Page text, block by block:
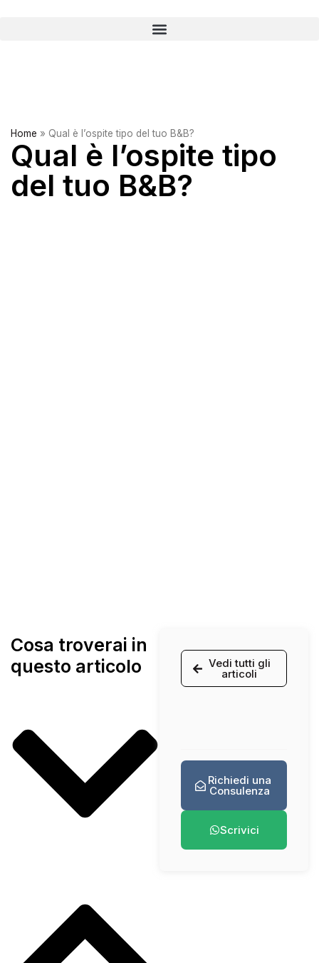
Home » Qual è l’ospite tipo del tuo B&B?
Qual è l’ospite tipo
del tuo B&B?
Cosa troverai in
questo articolo
Vedi tutti gli
articoli
Richiedi una
Consulenza
Scrivici